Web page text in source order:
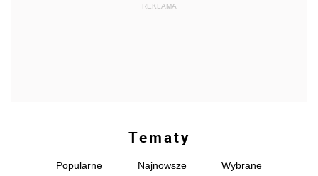
REKLAMA
Tematy
Popularne Najnowsze Wybrane